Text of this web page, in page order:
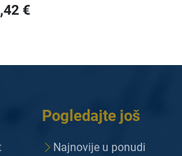
€
Pogledajte još
Najnovije u ponudi